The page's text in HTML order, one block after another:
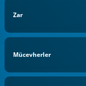
Zar
Mücevherler